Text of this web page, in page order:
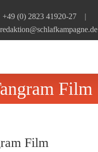
+49 (0) 2823 41920-27
|
redaktion@schlafkampagne.de
Film
Film